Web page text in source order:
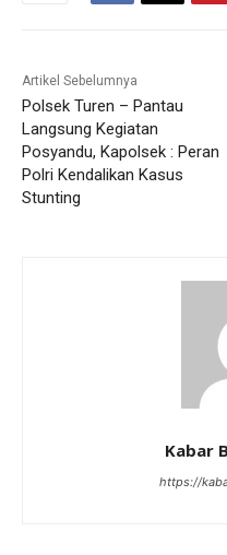
Artikel Sebelumnya
Polsek Turen – Pantau
Langsung Kegiatan
Posyandu, Kapolsek : Peran
Polri Kendalikan Kasus
Stunting
Kabar
https://